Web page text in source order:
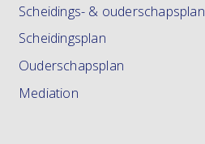
Scheidings- & ouderschapsplan
Scheidingsplan
Ouderschapsplan
Mediation